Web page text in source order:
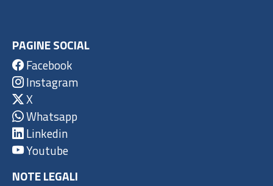
PAGINE SOCIAL
Facebook
Instagram
X
Whatsapp
Linkedin
Youtube
NOTE LEGALI